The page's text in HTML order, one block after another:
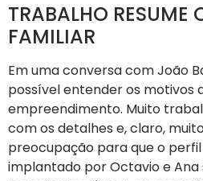
TRABALHO RESUME
FAMILIAR
Em uma conversa com João
possível entender os motivos
empreendimento. Muito
com os detalhes e, claro,
preocupação para que o
implantado por Octavio e